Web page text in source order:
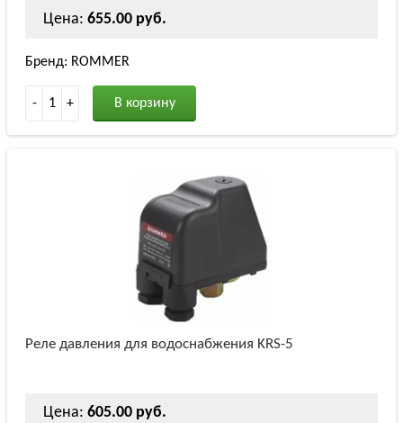
Цена: 655.00 руб.
Бренд: ROMMER
- 1 + В корзину
Реле давления для водоснабжения KRS-5
Цена: 605.00 руб.